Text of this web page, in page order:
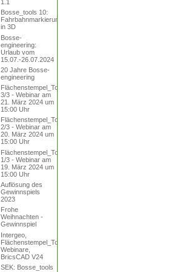
1.1
Bosse_tools 10:
Fahrbahnmarkierungen
in 3D
Bosse-
engineering:
Urlaub vom
15.07.-26.07.2024
20 Jahre Bosse-
engineering
Flächenstempel_Tool
3/3 - Webinar am
21. März 2024 um
15:00 Uhr
Flächenstempel_Tool
2/3 - Webinar am
20. März 2024 um
15:00 Uhr
Flächenstempel_Tool
1/3 - Webinar am
19. März 2024 um
15:00 Uhr
Auflösung des
Gewinnspiels
2023
Frohe
Weihnachten -
Gewinnspiel
Intergeo,
Flächenstempel_Tool,
Webinare,
BricsCAD V24
SEK: Bosse_tools